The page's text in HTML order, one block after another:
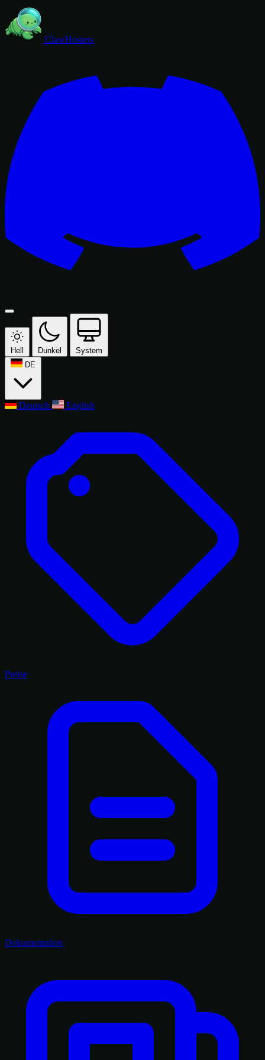
ClawHosters
Hell Dunkel
System
DE
Deutsch English
Preise
Dokumentation